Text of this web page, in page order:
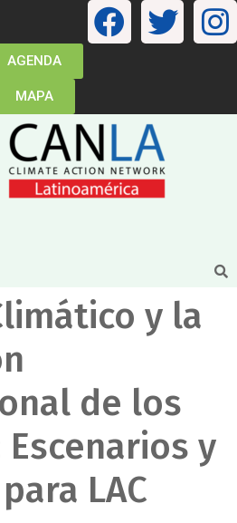
AGENDA
MAPA
y la
de los
Escenarios y
LAC